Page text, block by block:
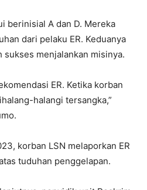
berinisial A dan D. Mereka
dari pelaku ER. Keduanya
menjalankan misinya.
ER. Ketika korban
halangi tersangka,”
korban LSN melaporkan ER
tuduhan penggelapan.